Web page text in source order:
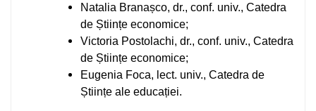
Natalia Branașco, dr., conf. univ., Catedra
de Științe economice;
Victoria Postolachi, dr., conf. univ., Catedra
de Științe economice;
Eugenia Foca, lect. univ., Catedra de
Științe ale educației.